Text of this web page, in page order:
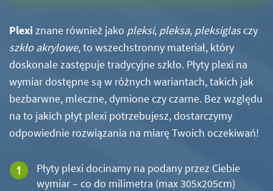
Plexi znane również jako pleksi, pleksa, pleksiglasczy
szkło akrylowe, to wszechstronny materiał, który
doskonale zastępuje tradycyjne szkło. Płyty plexi na
wymiar dostępne są w różnych wariantach, takich jak
bezbarwne, mleczne, dymione czy czarne. Bez względu
na to jakich płyt plexi potrzebujesz, dostarczymy
odpowiednie rozwiązania na miarę Twoich oczekiwań!
Płyty plexi docinamy na podany przez Ciebie
wymiar – co do milimetra (max 305x205cm)